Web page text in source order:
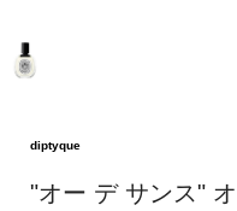
diptyque
"オー デ サンス"